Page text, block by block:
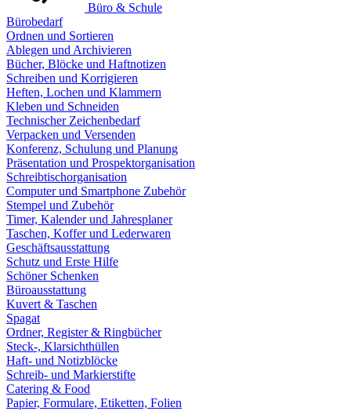
Büro & Schule
Bürobedarf
Ordnen und Sortieren
Ablegen und Archivieren
Bücher, Blöcke und Haftnotizen
Schreiben und Korrigieren
Heften, Lochen und Klammern
Kleben und Schneiden
Technischer Zeichenbedarf
Verpacken und Versenden
Konferenz, Schulung und Planung
Präsentation und Prospektorganisation
Schreibtischorganisation
Computer und Smartphone Zubehör
Stempel und Zubehör
Timer, Kalender und Jahresplaner
Taschen, Koffer und Lederwaren
Geschäftsausstattung
Schutz und Erste Hilfe
Schöner Schenken
Büroausstattung
Kuvert & Taschen
Spagat
Ordner, Register & Ringbücher
Steck-, Klarsichthüllen
Haft- und Notizblöcke
Schreib- und Markierstifte
Catering & Food
Papier, Formulare, Etiketten, Folien